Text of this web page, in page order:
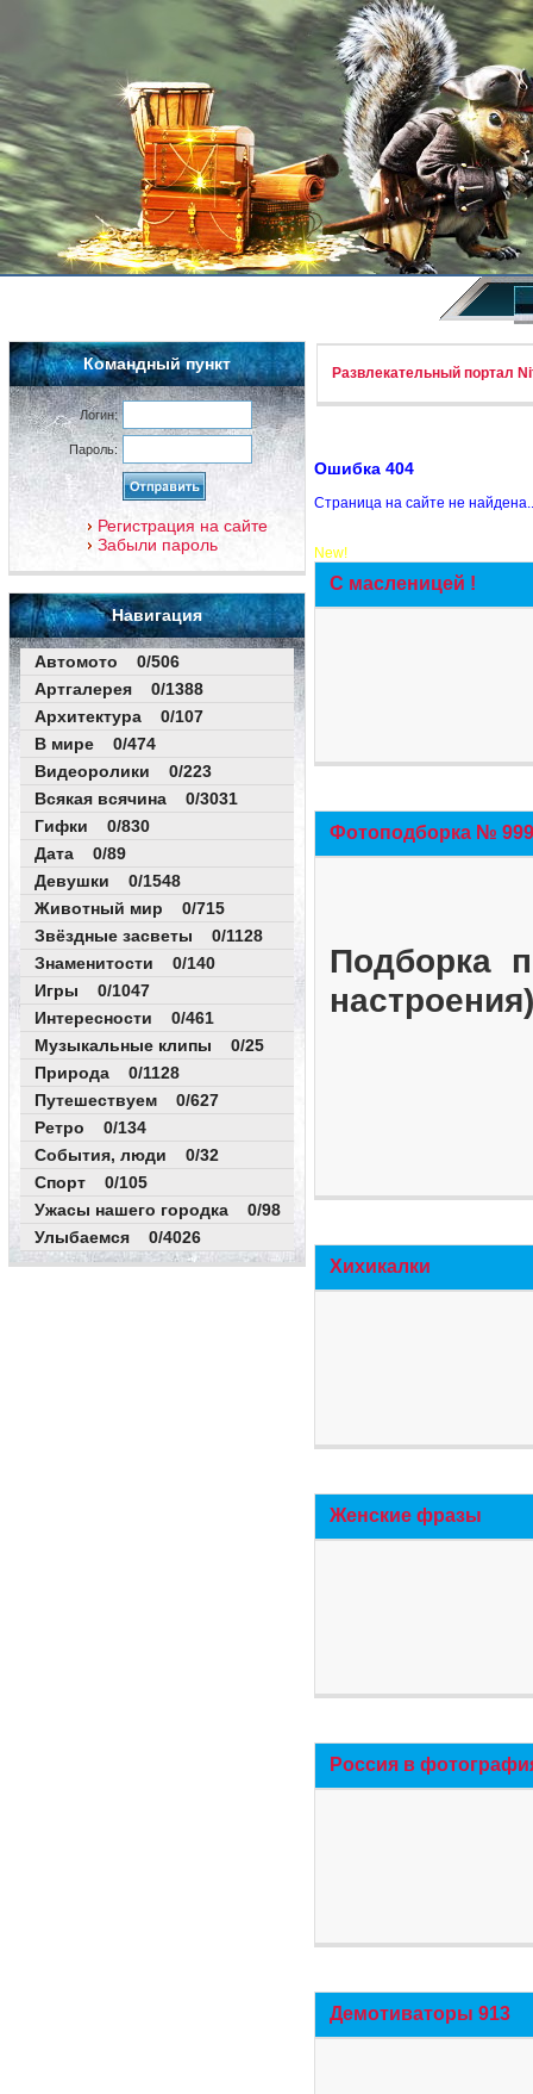
Командный пункт
Логин:
Пароль:
Регистрация на сайте
Забыли пароль
Навигация
Автомото 0/506
Артгалерея 0/1388
Архитектура 0/107
В мире 0/474
Видеоролики 0/223
Всякая всячина 0/3031
Гифки 0/830
Дата 0/89
Девушки 0/1548
Животный мир 0/715
Звёздные засветы 0/1128
Знаменитости 0/140
Игры 0/1047
Интересности 0/461
Музыкальные клипы 0/25
Природа 0/1128
Путешествуем 0/627
Ретро 0/134
События, люди 0/32
Спорт 0/105
Ужасы нашего городка 0/98
Улыбаемся 0/4026
Развлекательный портал
Ошибка 404
Страница на сайте не
New!
С масленицей !
Фотоподборка №
Подборка
Хихикалки
Женские фразы
Россия в
Демотиваторы 913